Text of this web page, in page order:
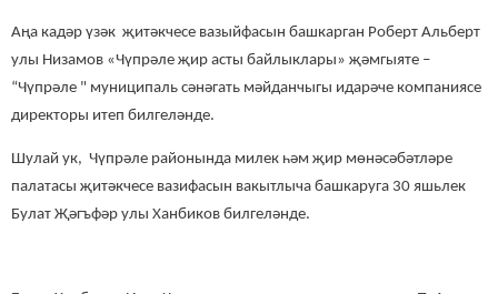
Аңа кадәр үзәк җитәкчесе вазыйфасын башкарган Роберт Альберт
улы Низамов «Чүпрәле җир асты байлыклары» җәмгыяте –
“Чүпрәле " муниципаль сәнәгать мәйданчыгы идарәче компаниясе
директоры итеп билгеләнде.
Шулай ук, Чүпрәле районында милек һәм җир мөнәсәбәтләре
палатасы җитәкчесе вазифасын вакытлыча башкаруга 30 яшьлек
Булат Җәгъфәр улы Ханбиков билгеләнде.